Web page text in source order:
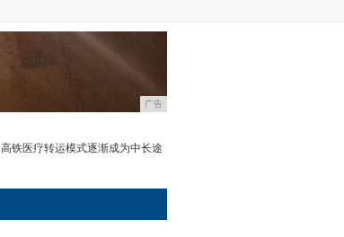
广告
高铁医疗转运模式逐渐成为中长途